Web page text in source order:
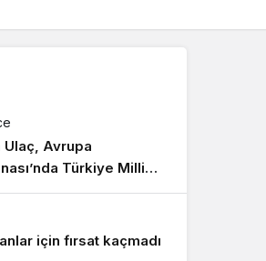
modunu seçin.
Ulaç, Avrupa
Türkiye Milli
mücadele etti
için fırsat kaçmadı